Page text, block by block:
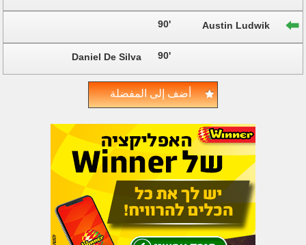
Austin Ludwik
90'
90'
Daniel De Silva
أضف إلى المفضلة